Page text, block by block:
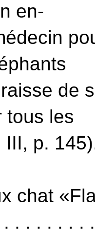
en-
de
tous les
III, p.
chat
. . . . . . .